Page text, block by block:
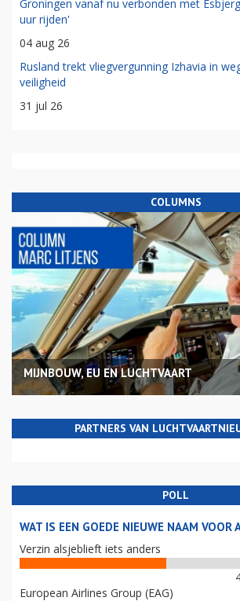
Groningen vanaf nu verbonden met
uur rijden'
04 aug 26
Rusland trekt vliegvergunning Izhavia in
veiligheid
31 jul 26
COLUMNS
MIJNBOUW, EU EN LUCHTVAART
PARTNERS VAN
POLL
WAT IS EEN GOEDE NIEUWE NAAM VOOR
Verzin alsjeblieft iets anders
European Airlines Group (EAG)